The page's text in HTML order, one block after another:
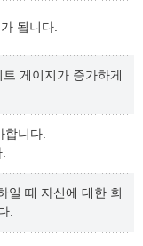
됩니다.
게이지가 증가하게
합니다.
일 때 자신에 대한 회
.